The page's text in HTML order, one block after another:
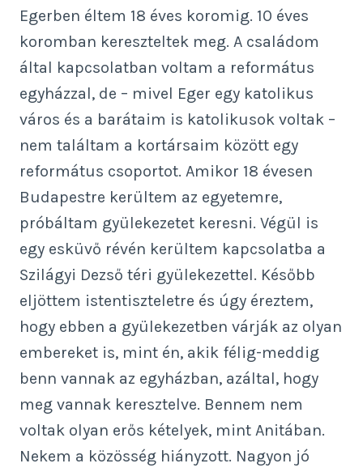
Egerben éltem 18 éves koromig. 10 éves
koromban kereszteltek meg. A családom
által kapcsolatban voltam a református
egyházzal, de – mivel Eger egy katolikus
város és a barátaim is katolikusok voltak –
nem találtam a kortársaim között egy
református csoportot. Amikor 18 évesen
Budapestre kerültem az egyetemre,
próbáltam gyülekezetet keresni. Végül is
egy esküvő révén kerültem kapcsolatba a
Szilágyi Dezső téri gyülekezettel. Később
eljöttem istentiszteletre és úgy éreztem,
hogy ebben a gyülekezetben várják az olyan
embereket is, mint én, akik félig-meddig
benn vannak az egyházban, azáltal, hogy
meg vannak keresztelve. Bennem nem
voltak olyan erős kételyek, mint Anitában.
Nekem a közösség hiányzott. Nagyon jó